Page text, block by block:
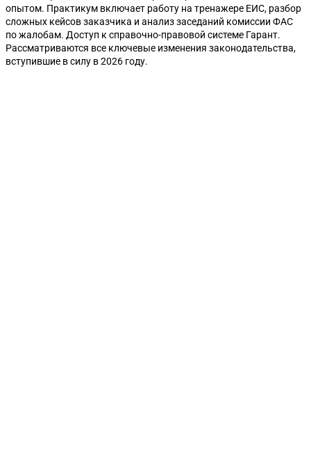
опытом. Практикум включает работу на тренажере ЕИС, разбор
сложных кейсов заказчика и анализ заседаний комиссии ФАС
по жалобам. Доступ к справочно-правовой системе Гарант.
Рассматриваются все ключевые изменения законодательства,
вступившие в силу в 2026 году.